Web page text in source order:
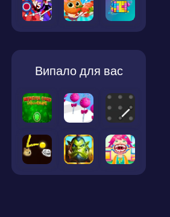
Випало для вас